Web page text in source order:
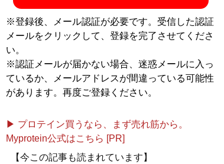
※登録後、メール認証が必要です。受信した認証
メールをクリックして、登録を完了させてくださ
い。
※認証メールが届かない場合、迷惑メールに入っ
ているか、メールアドレスが間違っている可能性
があります。再度ご登録ください。
▶ プロテイン買うなら、まず売れ筋から。
Myprotein公式はこちら [PR]
【今この記事も読まれています】